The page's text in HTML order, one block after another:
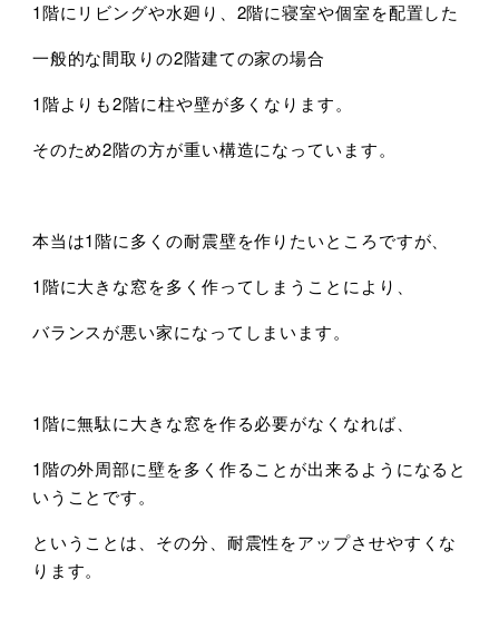
1階にリビングや水廻り、2階に寝室や個室を配置した
一般的な間取りの2階建ての家の場合
1階よりも2階に柱や壁が多くなります。
そのため2階の方が重い構造になっています。
本当は1階に多くの耐震壁を作りたいところですが、
1階に大きな窓を多く作ってしまうことにより、
バランスが悪い家になってしまいます。
1階に無駄に大きな窓を作る必要がなくなれば、
1階の外周部に壁を多く作ることが出来るようになると
いうことです。
ということは、その分、耐震性をアップさせやすくな
ります。